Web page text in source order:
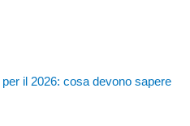
il 2026: cosa devono sapere